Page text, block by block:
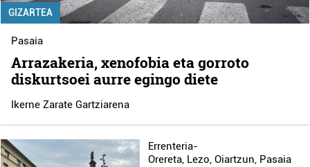
GIZARTEA
Pasaia
Arrazakeria, xenofobia eta gorroto
diskurtsoei aurre egingo diete
Ikerne Zarate Gartziarena
Errenteria-
Orereta, Lezo, Oiartzun, Pasaia